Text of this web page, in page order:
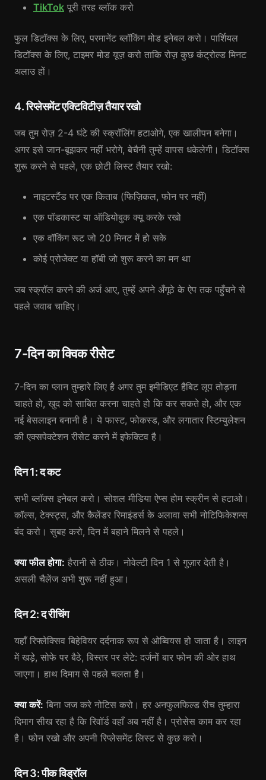
TikTok पूरी तरह ब्लॉक करो
फुल डिटॉक्स के लिए, परमानेंट ब्लॉकिंग मोड इनेबल करो। पार्शियल
डिटॉक्स के लिए, टाइमर मोड यूज़ करो ताकि रोज़ कुछ कंट्रोल्ड मिनट
अलाउ हों।
4. रिप्लेसमेंट एक्टिविटीज़ तैयार रखो
जब तुम रोज़ 2-4 घंटे की स्क्रॉलिंग हटाओगे, एक खालीपन बनेगा।
अगर इसे जान-बूझकर नहीं भरोगे, बेचैनी तुम्हें वापस धकेलेगी। डिटॉक्स
शुरू करने से पहले, एक छोटी लिस्ट तैयार रखो:
नाइटस्टैंड पर एक किताब (फिज़िकल, फोन पर नहीं)
एक पॉडकास्ट या ऑडियोबुक क्यू करके रखो
एक वॉकिंग रूट जो 20 मिनट में हो सके
कोई प्रोजेक्ट या हॉबी जो शुरू करने का मन था
जब स्क्रॉल करने की अर्ज आए, तुम्हें अपने अँगूठे के ऐप तक पहुँचने से
पहले जवाब चाहिए।
7-दिन का क्विक रीसेट
7-दिन का प्लान तुम्हारे लिए है अगर तुम इमीडिएट हैबिट लूप तोड़ना
चाहते हो, खुद को साबित करना चाहते हो कि कर सकते हो, और एक
नई बेसलाइन बनानी है। ये फास्ट, फोकस्ड, और लगातार स्टिम्युलेशन
की एक्सपेक्टेशन रीसेट करने में इफेक्टिव है।
दिन 1: द कट
सभी ब्लॉक्स इनेबल करो। सोशल मीडिया ऐप्स होम स्क्रीन से हटाओ।
कॉल्स, टेक्स्ट्स, और कैलेंडर रिमाइंडर्स के अलावा सभी नोटिफिकेशन्स
बंद करो। सुबह करो, दिन में बहाने मिलने से पहले।
क्या फील होगा: हैरानी से ठीक। नोवेल्टी दिन 1 से गुज़ार देती है।
असली चैलेंज अभी शुरू नहीं हुआ।
दिन 2: द रीचिंग
यहाँ रिफ्लेक्सिव बिहेवियर दर्दनाक रूप से ओब्वियस हो जाता है। लाइन
में खड़े, सोफे पर बैठे, बिस्तर पर लेटे: दर्जनों बार फोन की ओर हाथ
जाएगा। हाथ दिमाग से पहले चलता है।
क्या करें: बिना जज करे नोटिस करो। हर अनफुलफिल्ड रीच तुम्हारा
दिमाग सीख रहा है कि रिवॉर्ड वहाँ अब नहीं है। प्रोसेस काम कर रहा
है। फोन रखो और अपनी रिप्लेसमेंट लिस्ट से कुछ करो।
दिन 3: पीक विड्रॉल